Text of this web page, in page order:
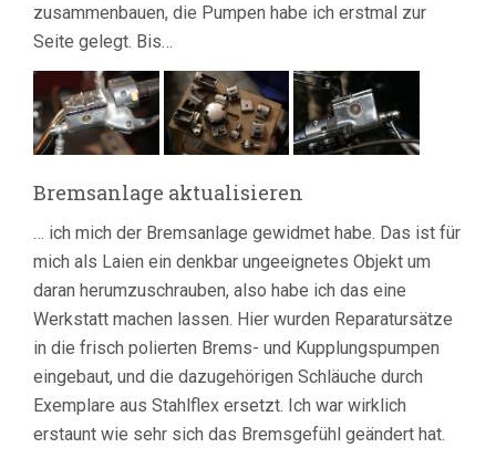
zusammenbauen, die Pumpen habe ich erstmal zur
Seite gelegt. Bis…
Bremsanlage aktualisieren
… ich mich der Bremsanlage gewidmet habe. Das ist für
mich als Laien ein denkbar ungeeignetes Objekt um
daran herumzuschrauben, also habe ich das eine
Werkstatt machen lassen. Hier wurden Reparatursätze
in die frisch polierten Brems- und Kupplungspumpen
eingebaut, und die dazugehörigen Schläuche durch
Exemplare aus Stahlflex ersetzt. Ich war wirklich
erstaunt wie sehr sich das Bremsgefühl geändert hat.